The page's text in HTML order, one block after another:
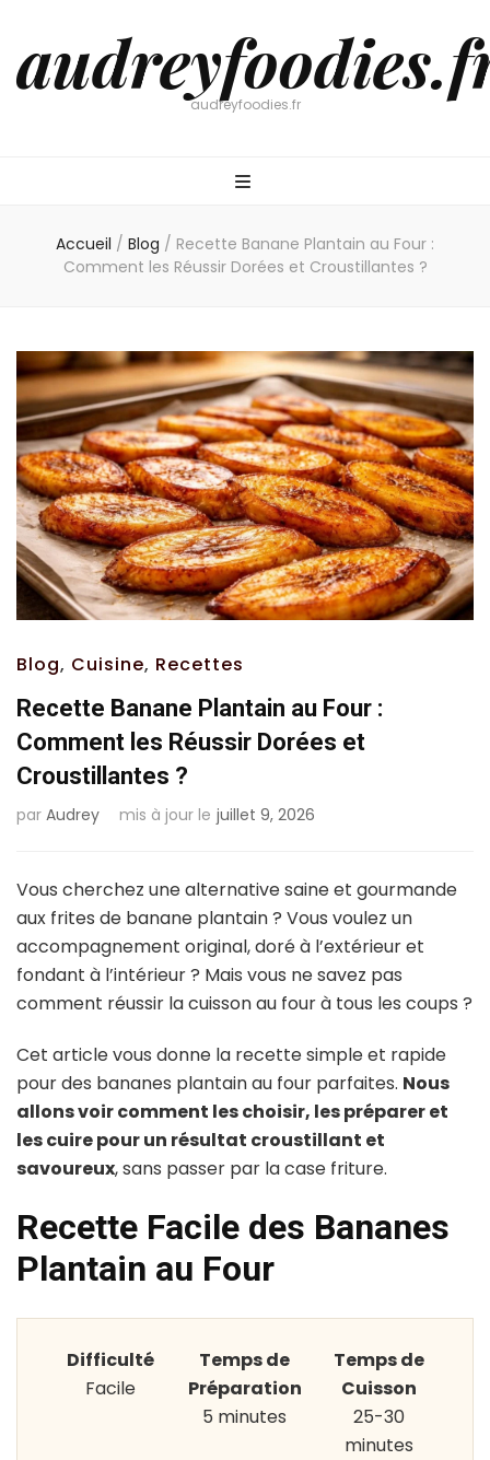
audreyfoodies.fr
Accueil / Blog / Recette Banane Plantain au Four :
Comment les Réussir Dorées et Croustillantes ?
Blog, Cuisine, Recettes
Recette Banane Plantain au Four :
Comment les Réussir Dorées et
Croustillantes ?
par Audrey mis à jour le juillet 9, 2026
Vous cherchez une alternative saine et gourmande
aux frites de banane plantain ? Vous voulez un
accompagnement original, doré à l’extérieur et
fondant à l’intérieur ? Mais vous ne savez pas
comment réussir la cuisson au four à tous les coups ?
Cet article vous donne la recette simple et rapide
pour des bananes plantain au four parfaites. Nous
allons voir comment les choisir, les préparer et
les cuire pour un résultat croustillant et
savoureux, sans passer par la case friture.
Recette Facile des Bananes
Plantain au Four
Difficulté
Facile
Temps de
Préparation
5 minutes
Temps de
Cuisson
25-30
minutes